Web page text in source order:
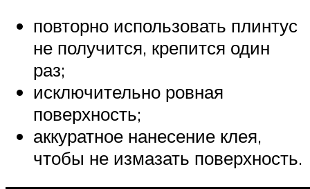
повторно использовать плинтус
не получится, крепится один
раз;
исключительно ровная
поверхность;
аккуратное нанесение клея,
чтобы не измазать поверхность.